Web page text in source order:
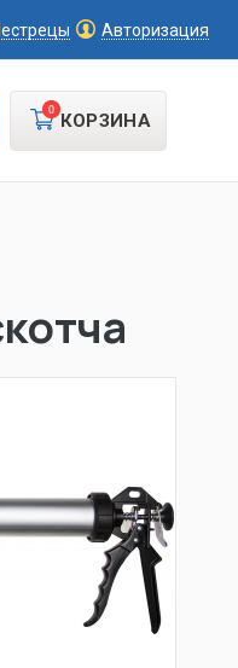
Авторизация
КОРЗИНА
0